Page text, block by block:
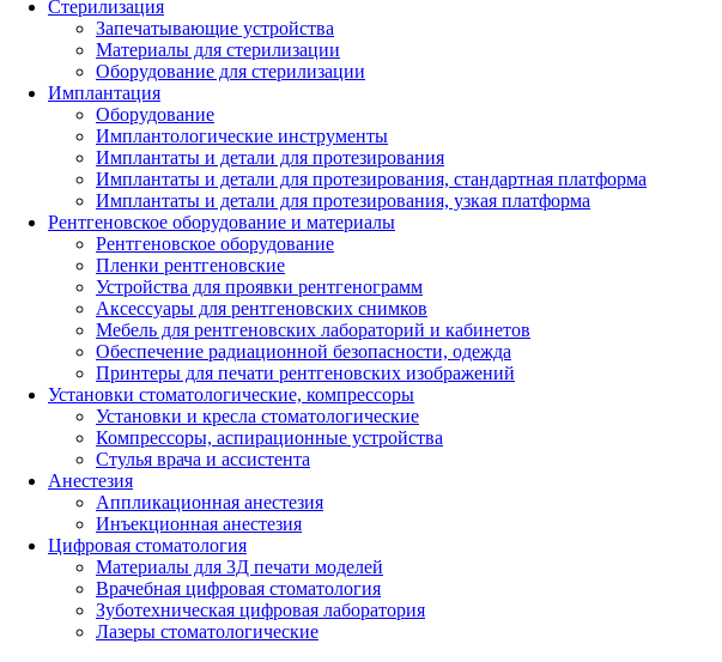
Стерилизация
Запечатывающие устройства
Материалы для стерилизации
Оборудование для стерилизации
Имплантация
Оборудование
Имплантологические инструменты
Имплантаты и детали для протезирования
Имплантаты и детали для протезирования, стандартная платформа
Имплантаты и детали для протезирования, узкая платформа
Рентгеновское оборудование и материалы
Рентгеновское оборудование
Пленки рентгеновские
Устройства для проявки рентгенограмм
Аксессуары для рентгеновских снимков
Мебель для рентгеновских лабораторий и кабинетов
Обеспечение радиационной безопасности, одежда
Принтеры для печати рентгеновских изображений
Установки стоматологические, компрессоры
Установки и кресла стоматологические
Компрессоры, аспирационные устройства
Стулья врача и ассистента
Анестезия
Аппликационная анестезия
Инъекционная анестезия
Цифровая стоматология
Материалы для 3Д печати моделей
Врачебная цифровая стоматология
Зуботехническая цифровая лаборатория
Лазеры стоматологические